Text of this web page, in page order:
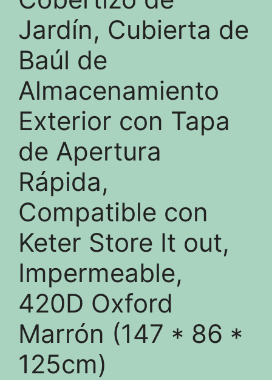
Jardín, Cubierta de
Baúl de
Almacenamiento
Exterior con Tapa
de Apertura
Rápida,
Compatible con
Keter Store It out,
Impermeable,
420D Oxford
Marrón (147 * 86 *
125cm)